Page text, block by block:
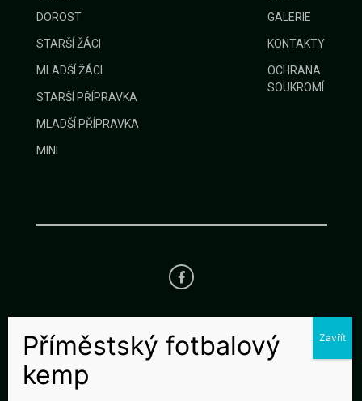
DOROST
STARŠÍ ŽÁCI
MLADŠÍ ŽÁCI
STARŠÍ PŘÍPRAVKA
MLADŠÍ PŘÍPRAVKA
MINI
GALERIE
KONTAKTY
OCHRANA
SOUKROMÍ